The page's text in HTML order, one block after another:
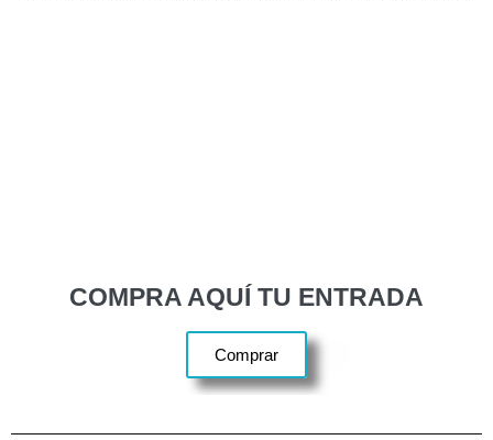
COMPRA AQUÍ TU ENTRADA
Comprar